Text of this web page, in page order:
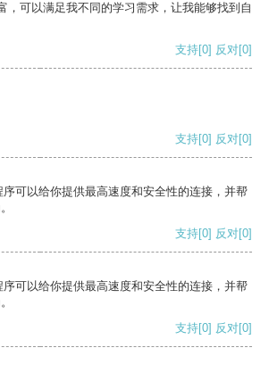
，可以满足我不同的学习需求，让我能够找到自
支持[0] 反对[0]
支持[0] 反对[0]
可以给你提供最高速度和安全性的连接，并帮
支持[0] 反对[0]
可以给你提供最高速度和安全性的连接，并帮
支持[0] 反对[0]